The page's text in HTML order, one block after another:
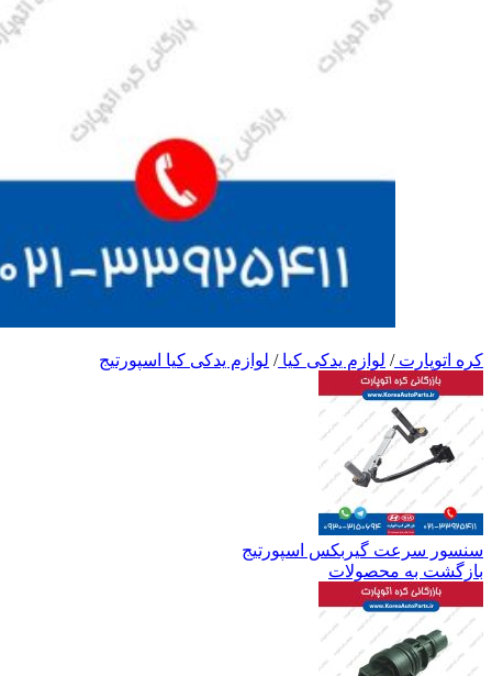
کره اتوپارت/ لوازم یدکی کیا/ لوازم یدکی کیا اسپورتیج
سنسور سرعت گیربکس اسپورتیج
بازگشت به محصولات